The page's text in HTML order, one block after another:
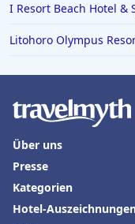
Hotels in Valencia
I Resort Beach Hotel &
Litohoro Olympus
Über uns
Presse
Kategorien
Hotel-